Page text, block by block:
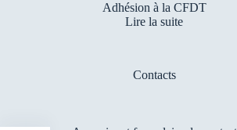
Adhésion à la CFDT
Lire la suite
Contacts